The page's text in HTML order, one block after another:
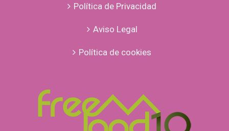
Política de Privacidad
Aviso Legal
Política de cookies